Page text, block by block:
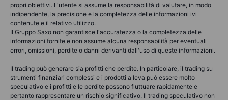
propri obiettivi. L'utente si assume la responsabilità di valutare, in modo
indipendente, la precisione e la completezza delle informazioni ivi
contenute e il relativo utilizzo.
Il Gruppo Saxo non garantisce l'accuratezza o la completezza delle
informazioni fornite e non assume alcuna responsabilità per eventuali
errori, omissioni, perdite o danni derivanti dall'uso di queste informazioni.
Il trading può generare sia profitti che perdite. In particolare, il trading su
strumenti finanziari complessi e i prodotti a leva può essere molto
speculativo e i profitti e le perdite possono fluttuare rapidamente e
pertanto rappresentare un rischio significativo. Il trading speculativo non